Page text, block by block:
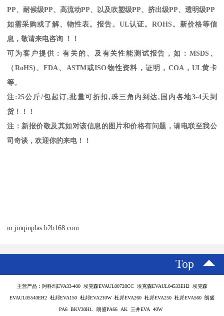
PP、耐候级PP、高流动PP、以及吹塑级PP、挤出级PP、透明级PP
如需采购或了解、物性表。报告。 UL认证。 ROHS 。新价格等信
息，敬请来电咨询 ！！
可为客户提供：有关的、及有关性能测试报告，如： MSDS 、
（ RoHS) 、FDA、 ASTM或ISO物性资料，证明， COA，UL黄卡
等。
注 :25公斤/包起订,批量可折扣, 珠三角内到达, 国内各地3-4天到
货！！！
注：新报价敬及其如对该信息的图片和价格有问题，请电联至我公
司奇谈，欢迎你的来电！！
m.jinqinplas.b2b168.com
Top
主营产品：阿科玛EVA33-400 埃克森EVAUL00728CC 埃克森EVAUL04533EH2 埃克森
EVAUL05540EH2 杜邦EVA150 杜邦EVA210W 杜邦EVA260 杜邦EVA250 杜邦EVA560 朗盛
PA6 BKV30H1. 朗盛PA66 AK 三井EVA 40W